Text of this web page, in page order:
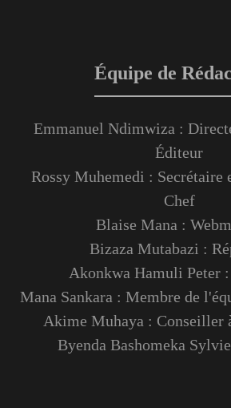
Équipe de
Emmanuel Ndimwiza :
Éditeur
Rossy Muhemedi : Secrétaire
Chef
Blaise Mana :
Bizaza Mutabazi :
Akonkwa Hamuli Peter
Mana Sankara : Membre de
Akime Muhaya : Conseiller
Byenda Bashomeka